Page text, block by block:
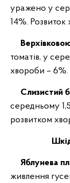
уражено у
14%.
томатів, у
хвороби – 6%.
Слизистий
середньому
розвитком
Яблунева
живлення